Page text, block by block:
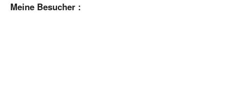
Meine Besucher :